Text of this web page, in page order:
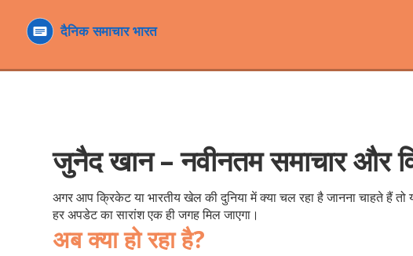
जुनैद खान – नवीनतम समाचार और
अगर आप क्रिकेट या भारतीय खेल की दुनिया में क्या चल रहा है जानना चाहते
हर अपडेट का सारांश एक ही जगह मिल जाएगा।
अब क्या हो रहा है?